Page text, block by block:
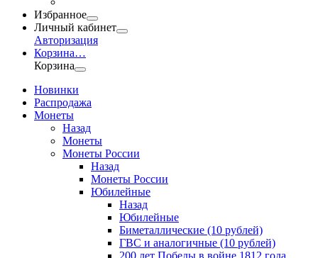
Избранное
Личный кабинет
Авторизация
Корзина…
Корзина
Новинки
Распродажа
Монеты
Назад
Монеты
Монеты России
Назад
Монеты России
Юбилейные
Назад
Юбилейные
Биметаллические (10 рублей)
ГВС и аналогичные (10 рублей)
200 лет Победы в войне 1812 года